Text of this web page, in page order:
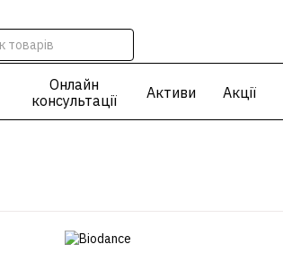
Онлайн
консультації
Активи Акції